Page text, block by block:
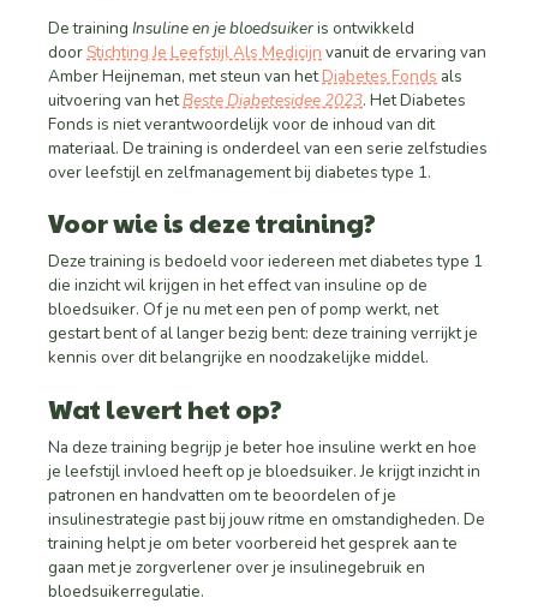
De training Insuline en je bloedsuikeris ontwikkeld
doorStichting Je Leefstijl Als Medicijnvanuit de ervaring van
Amber Heijneman, met steun van hetDiabetes Fonds als
uitvoering van hetBeste Diabetesidee 2023. Het Diabetes
Fonds is niet verantwoordelijk voor de inhoud van dit
materiaal. De training is onderdeel van een serie zelfstudies
over leefstijl en zelfmanagement bij diabetes type 1.
Voor wie is dezetraining?
Deze training is bedoeld voor iedereen met diabetes type 1
die inzicht wil krijgen in het effect van insuline op de
bloedsuiker. Of je nu met een pen of pomp werkt, net
gestart bent of al langer bezig bent: deze training verrijkt je
kennis over dit belangrijke en noodzakelijke middel.
Wat levert het op?
Na deze training begrijp je beter hoe insuline werkt en hoe
je leefstijl invloed heeft op je bloedsuiker. Je krijgt inzicht in
patronen en handvatten om te beoordelen of je
insulinestrategie past bij jouw ritme en omstandigheden. De
training helpt je om beter voorbereid het gesprek aan te
gaan met je zorgverlener over je insulinegebruik en
bloedsuikerregulatie.